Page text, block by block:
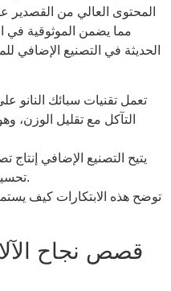
المحتوى العالي من القصدير
مما يضمن الموثوقية في
الحديثة في التصنيع الإضافي
تعمل تقنيات سبائك النانو
التآكل مع تقليل الوزن،
يتيح التصنيع الإضافي
تحسين أداء مكونات الفضاء الجوي.
توضح هذه الابتكارات كيف
قصص نجاح